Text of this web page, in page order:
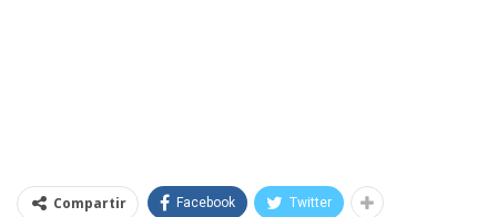
Compartir Facebook Twitter